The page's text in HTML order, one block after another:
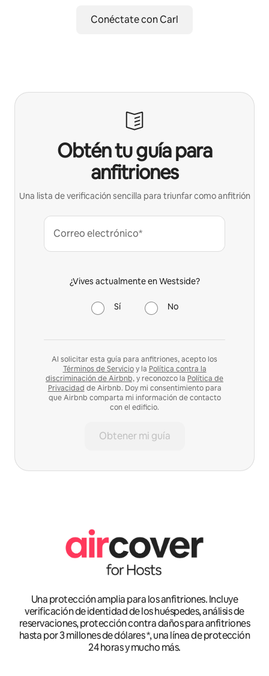
Conéctate con Carl
Obtén tu guía para
anfitriones
Una lista de verificación sencilla para triunfar como anfitrión
Correo electrónico*
¿Vives actualmente en Westside?
Sí No
Al solicitar esta guía para anfitriones, acepto los
Términos de Servicioy la Política contra la
discriminación de Airbnb,y reconozco la Política de
Privacidad de Airbnb. Doy mi consentimiento para
que Airbnb comparta mi información de contacto
con el edificio.
Obtener mi guía
Una protección amplia para los anfitriones. Incluye
verificación de identidad de los huéspedes, análisis de
reservaciones, protección contra daños para anfitriones
hasta por 3 millones de dólares *, una línea de protección
24 horas y mucho más.